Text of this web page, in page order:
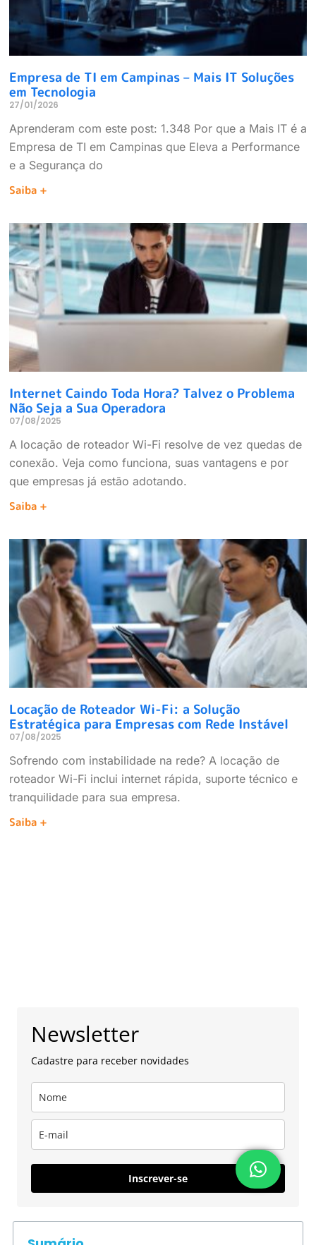
Empresa de TI em Campinas – Mais IT Soluções
em Tecnologia
27/01/2026
Aprenderam com este post: 1.348 Por que a Mais IT é a
Empresa de TI em Campinas que Eleva a Performance
e a Segurança do
Saiba +
Internet Caindo Toda Hora? Talvez o Problema
Não Seja a Sua Operadora
07/08/2025
A locação de roteador Wi-Fi resolve de vez quedas de
conexão. Veja como funciona, suas vantagens e por
que empresas já estão adotando.
Saiba +
Locação de Roteador Wi-Fi: a Solução
Estratégica para Empresas com Rede Instável
07/08/2025
Sofrendo com instabilidade na rede? A locação de
roteador Wi-Fi inclui internet rápida, suporte técnico e
tranquilidade para sua empresa.
Saiba +
Newsletter
Cadastre para receber novidades
Inscrever-se